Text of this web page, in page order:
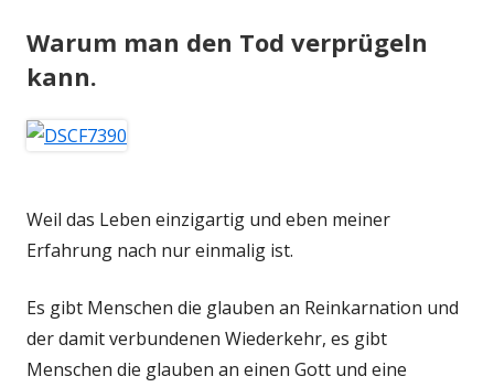
Warum man den Tod verprügeln
kann.
Weil das Leben einzigartig und eben meiner
Erfahrung nach nur einmalig ist.
Es gibt Menschen die glauben an Reinkarnation und
der damit verbundenen Wiederkehr, es gibt
Menschen die glauben an einen Gott und eine